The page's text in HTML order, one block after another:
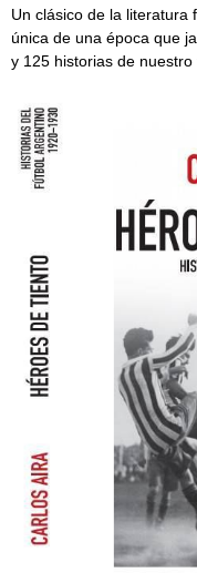
Un clásico de la literatura
única de una época que
y 125 historias de